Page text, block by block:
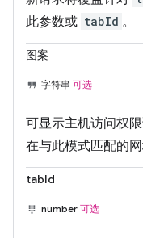
此参数或 tabId 。
图案
字符串 可选
可显示主机访问权
在与此模式匹配的
tabId
number 可选